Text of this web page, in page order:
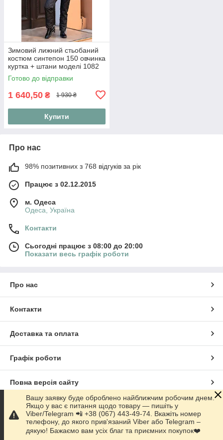
Зимовий лижний стьобаний
костюм синтепон 150 овчинка
куртка + штани моделі 1082
(42-56) 46, Червоний
Готово до відправки
1 640,50 ₴ 1 930 ₴
Купити
Про нас
98% позитивних з 768 відгуків за рік
Працює з 02.12.2015
м. Одеса
Одеса, Україна
Контакти
Сьогодні працює з 08:00 до 20:00
Показати весь графік роботи
Про нас
Контакти
Доставка та оплата
Графік роботи
Повна версія сайту
Сайт створено на маркетплейсіProm.ua
Політика конфіденційності
Вашу заявку буде оброблено найближчим робочим днем.
Якщо у вас є питання щодо товару — пишіть у
Viber/Telegram 📲 +38 (067) 443-49-74. Вкажіть номер
телефону, до якого прив'язаний Viber або Telegram –
дякую! Бажаємо вам усіх благ та приємних покупок❤️